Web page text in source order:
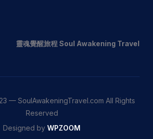
靈魂覺醒旅程 Soul Awakening Travel
— SoulAwakeningTravel.com All Rights
Reserved
Designed by WPZOOM